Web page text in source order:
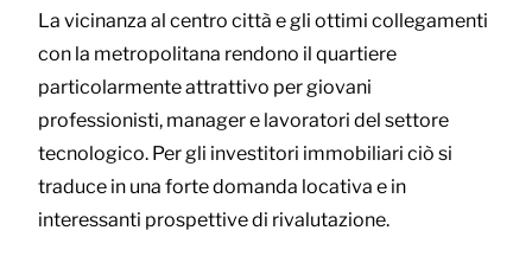
La vicinanza al centro città e gli ottimi collegamenti
con la metropolitana rendono il quartiere
particolarmente attrattivo per giovani
professionisti, manager e lavoratori del settore
tecnologico. Per gli investitori immobiliari ciò si
traduce in una forte domanda locativa e in
interessanti prospettive di rivalutazione.